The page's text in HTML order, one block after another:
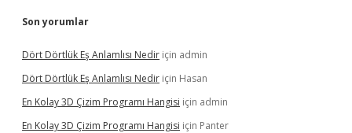
Son yorumlar
Dört Dörtlük Eş Anlamlısı Nedir için admin
Dört Dörtlük Eş Anlamlısı Nedir için Hasan
En Kolay 3D Çizim Programı Hangisi için admin
En Kolay 3D Çizim Programı Hangisi için Panter